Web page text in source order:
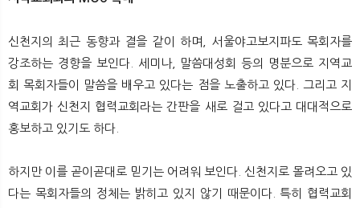
신천지의 최근 동향과 결을 같이 하며, 서울야고보지파도 목회자를
강조하는 경향을 보인다. 세미나, 말씀대성회 등의 명분으로 지역교
회 목회자들이 말씀을 배우고 있다는 점을 노출하고 있다. 그리고 지
역교회가 신천지 협력교회라는 간판을 새로 걸고 있다고 대대적으로
홍보하고 있기도 하다.
하지만 이를 곧이곧대로 믿기는 어려워 보인다. 신천지로 몰려오고 있
다는 목회자들의 정체는 밝히고 있지 않기 때문이다. 특히 협력교회